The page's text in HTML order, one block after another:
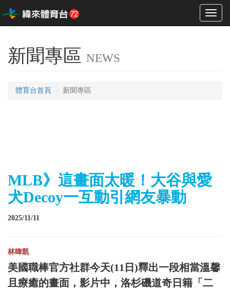
Toggle
新聞專區 NEWS
體育台首頁 新聞專區
MLB》這畫面太暖！大谷與愛
犬Decoy一互動引網友暴動
2025/11/11
林暐凱
美國職棒官方社群今天(11日)釋出一段相當溫馨
且療癒的畫面，影片中，洛杉磯道奇日籍「二